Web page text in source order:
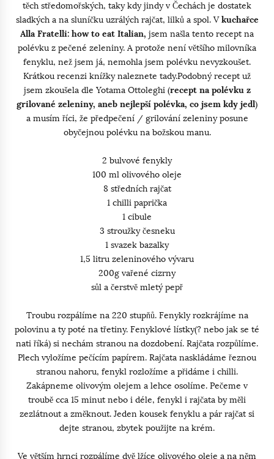
těch středomořských, taky kdy jindy v Čechách je dostatek
sladkých a na sluníčku uzrálých rajčat, lilků a spol. V kuchařce
Alla Fratelli: how to eat Italian, jsem našla tento recept na
polévku z pečené zeleniny. A protože není většího milovníka
fenyklu, než jsem já, nemohla jsem polévku nevyzkoušet.
Krátkou recenzi knížky naleznete tady.Podobný recept už
jsem zkoušela dle Yotama Ottoleghi (recept na polévku z
grilované zeleniny, aneb nejlepší polévka, co jsem kdy jedl)
a musím říci, že předpečení / grilování zeleniny posune
obyčejnou polévku na božskou manu.
2 bulvové fenykly
100 ml olivového oleje
8 středních rajčat
1 chilli paprička
1 cibule
3 stroužky česneku
1 svazek bazalky
1,5 litru zeleninového vývaru
200g vařené cizrny
sůl a čerstvě mletý pepř
Troubu rozpálíme na 220 stupňů. Fenykly rozkrájíme na
polovinu a ty poté na třetiny. Fenyklové lístky(? nebo jak se té
nati říká) si nechám stranou na dozdobení. Rajčata rozpůlíme.
Plech vyložíme pečícím papírem. Rajčata naskládáme řeznou
stranou nahoru, fenykl rozložíme a přidáme i chilli.
Zakápneme olivovým olejem a lehce osolíme. Pečeme v
troubě cca 15 minut nebo i déle, fenykl i rajčata by měli
zezlátnout a změknout. Jeden kousek fenyklu a pár rajčat si
dejte stranou, zbytek použijte na krém.
Ve větším hrnci rozpálíme dvě lžíce olivového oleje a na něm